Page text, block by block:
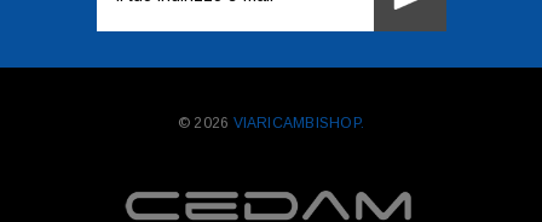
mail
© 2026 VIARICAMBISHOP.